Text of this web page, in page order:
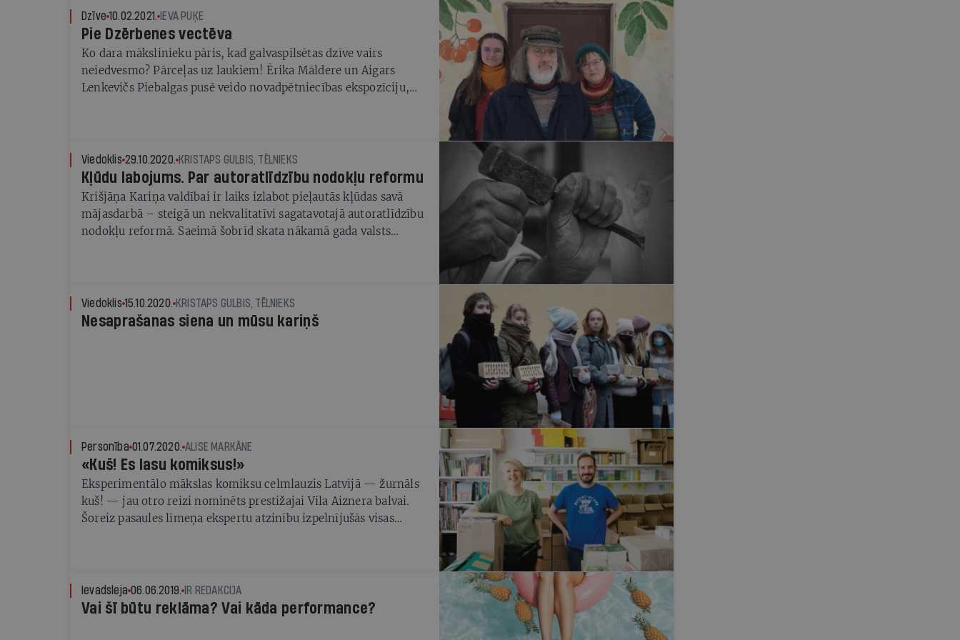
Dzīve 10.02.2021. IEVA PUĶE
Pie Dzērbenes vectēva
Ko dara mākslinieku pāris, kad galvaspilsētas dzīve vairs
neiedvesmo? Pārceļas uz laukiem! Ērika Māldere un Aigars
Lenkevičs Piebalgas pusē veido novadpētniecības ekspozīciju,
Viedoklis 29.10.2020. KRISTAPS GULBIS, TĒLNIEKS
Kļūdu labojums. Par autoratlīdzību nodokļu reformu
Krišjāņa Kariņa valdībai ir laiks izlabot pieļautās kļūdas savā
mājasdarbā – steigā un nekvalitatīvi sagatavotajā autoratlīdzību
nodokļu reformā. Saeimā šobrīd skata nākamā gada valsts
Viedoklis 15.10.2020. KRISTAPS GULBIS, TĒLNIEKS
Nesaprašanas siena un mūsu kariņš
Personība 01.07.2020. ALISE MARKĀNE
«Kuš! Es lasu komiksus!»
Eksperimentālo mākslas komiksu celmlauzis Latvijā — žurnāls
kuš! — jau otro reizi nominēts prestižajai Vila Aiznera balvai.
Šoreiz pasaules līmeņa ekspertu atzinību izpelnījušās visas
Ievadsleja 06.06.2019. IR REDAKCIJA
Vai šī būtu reklāma? Vai kāda performance?